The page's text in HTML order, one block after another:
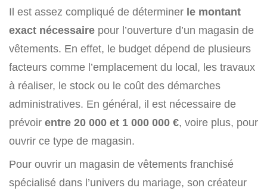
Il est assez compliqué de déterminer le montant
exact nécessaire pour l’ouverture d’un magasin de
vêtements. En effet, le budget dépend de plusieurs
facteurs comme l’emplacement du local, les travaux
à réaliser, le stock ou le coût des démarches
administratives. En général, il est nécessaire de
prévoir entre 20 000 et 1 000 000 €, voire plus, pour
ouvrir ce type de magasin.
Pour ouvrir un magasin de vêtements franchisé
spécialisé dans l’univers du mariage, son créateur